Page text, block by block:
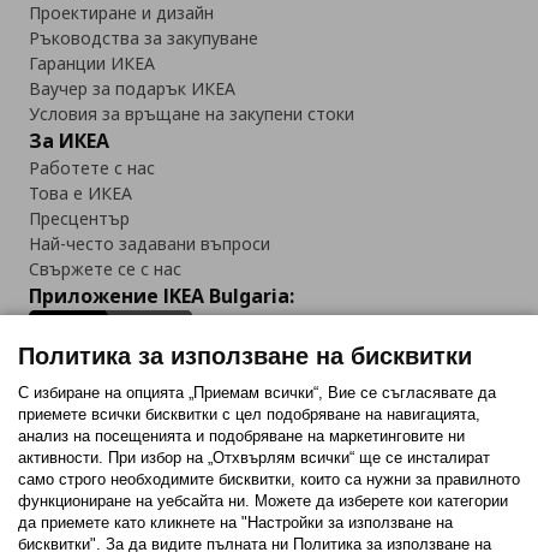
Проектиране и дизайн
Ръководства за закупуване
Гаранции ИКЕА
Ваучер за подарък ИКЕА
Условия за връщане на закупени стоки
За ИКЕА
Работете с нас
Това е ИКЕА
Пресцентър
Най-често задавани въпроси
Свържете се с нас
Приложение IKEA Bulgaria:
Последвайте ни:
FacebookTwitterYoutubePinterestInstagram
Политика за използване на бисквитки
С избиране на опцията „Приемам всички“, Вие се съгласявате да
приемете всички бисквитки с цел подобряване на навигацията,
анализ на посещенията и подобряване на маркетинговите ни
активности. При избор на „Отхвърлям всички“ ще се инсталират
само строго необходимитe бисквитки, които са нужни за правилното
функциониране на уебсайта ни. Можете да изберете кои категории
да приемете като кликнете на "Настройки за използване на
бисквитки". За да видите пълната ни Политика за използване на